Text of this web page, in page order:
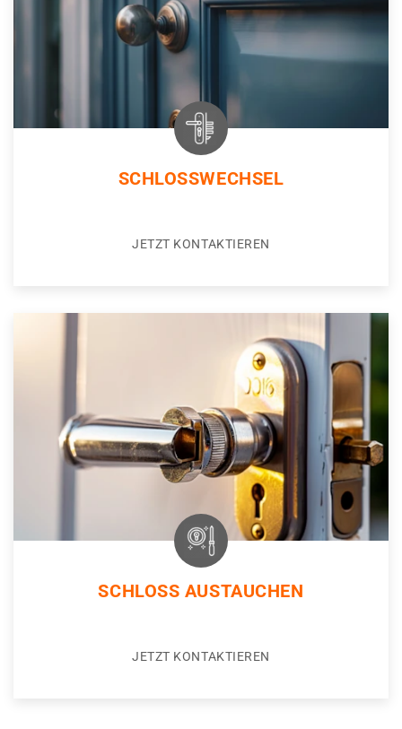
SCHLOSSWECHSEL
JETZT KONTAKTIEREN
SCHLOSS AUSTAUCHEN
JETZT KONTAKTIEREN